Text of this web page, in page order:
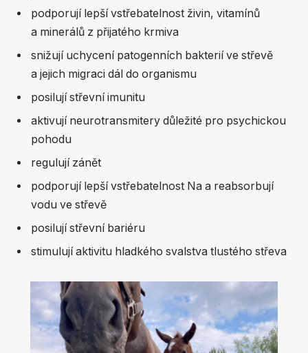
podporují lepší vstřebatelnost živin, vitamínů
a minerálů z přijatého krmiva
snižují uchycení patogenních bakterií ve střevě
a jejich migraci dál do organismu
posilují střevní imunitu
aktivují neurotransmitery důležité pro psychickou
pohodu
regulují zánět
podporují lepší vstřebatelnost Na a reabsorbují
vodu ve střevě
posilují střevní bariéru
stimulují aktivitu hladkého svalstva tlustého střeva